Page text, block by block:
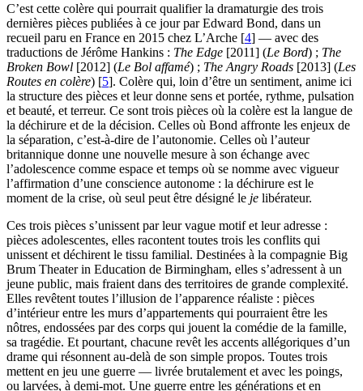
C’est cette colère qui pourrait qualifier la dramaturgie des trois
dernières pièces publiées à ce jour par Edward Bond, dans un
recueil paru en France en 2015 chez L’Arche [4] — avec des
traductions de Jérôme Hankins : The Edge [2011] (Le Bord) ; The
Broken Bowl [2012] (Le Bol affamé) ; The Angry Roads [2013] (Les
Routes en colère) [5]. Colère qui, loin d’être un sentiment, anime ici
la structure des pièces et leur donne sens et portée, rythme, pulsation
et beauté, et terreur. Ce sont trois pièces où la colère est la langue de
la déchirure et de la décision. Celles où Bond affronte les enjeux de
la séparation, c’est-à-dire de l’autonomie. Celles où l’auteur
britannique donne une nouvelle mesure à son échange avec
l’adolescence comme espace et temps où se nomme avec vigueur
l’affirmation d’une conscience autonome : la déchirure est le
moment de la crise, où seul peut être désigné le je libérateur.
Ces trois pièces s’unissent par leur vague motif et leur adresse :
pièces adolescentes, elles racontent toutes trois les conflits qui
unissent et déchirent le tissu familial. Destinées à la compagnie Big
Brum Theater in Education de Birmingham, elles s’adressent à un
jeune public, mais fraient dans des territoires de grande complexité.
Elles revêtent toutes l’illusion de l’apparence réaliste : pièces
d’intérieur entre les murs d’appartements qui pourraient être les
nôtres, endossées par des corps qui jouent la comédie de la famille,
sa tragédie. Et pourtant, chacune revêt les accents allégoriques d’un
drame qui résonnent au-delà de son simple propos. Toutes trois
mettent en jeu une guerre — livrée brutalement et avec les poings,
ou larvées, à demi-mot. Une guerre entre les générations et en